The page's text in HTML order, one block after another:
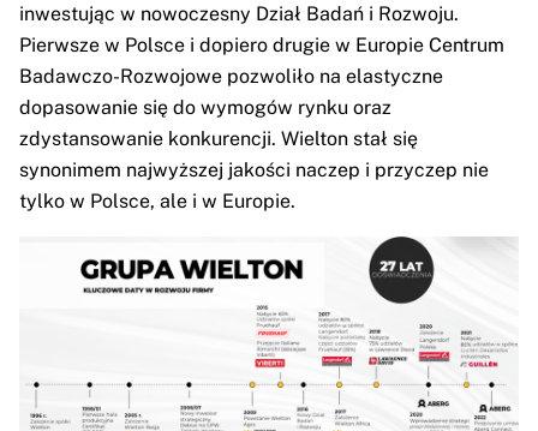
inwestując w nowoczesny Dział Badań i Rozwoju.
Pierwsze w Polsce i dopiero drugie w Europie Centrum
Badawczo-Rozwojowe pozwoliło na elastyczne
dopasowanie się do wymogów rynku oraz
zdystansowanie konkurencji. Wielton stał się
synonimem najwyższej jakości naczep i przyczep nie
tylko w Polsce, ale i w Europie.